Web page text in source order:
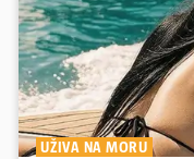
UŽIVA NA MORU